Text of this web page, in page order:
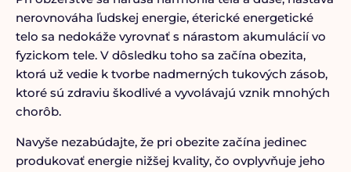
nerovnováha ľudskej energie, éterické energetické
telo sa nedokáže vyrovnať s nárastom akumulácií vo
fyzickom tele. V dôsledku toho sa začína obezita,
ktorá už vedie k tvorbe nadmerných tukových zásob,
ktoré sú zdraviu škodlivé a vyvolávajú vznik mnohých
chorôb.
Navyše nezabúdajte, že pri obezite začína jedinec
produkovať energie nižšej kvality, čo ovplyvňuje jeho